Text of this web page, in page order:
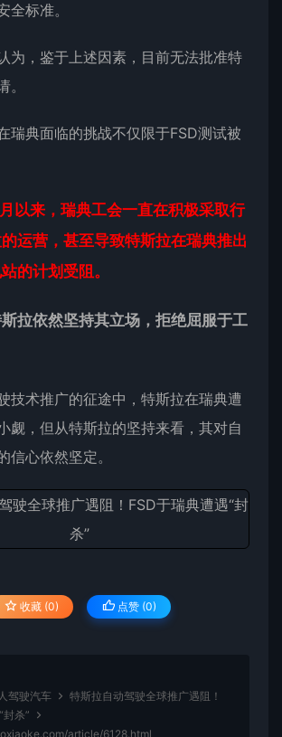
全标准。
为，鉴于上述因素，目前无法批准特
瑞典面临的挑战不仅限于FSD测试被
以来，瑞典工会一直在积极采取行
运营，甚至导致特斯拉在瑞典推出
的计划受阻。
拉依然坚持其立场，拒绝屈服于工
技术推广的征途中，特斯拉在瑞典遭
觑，但从特斯拉的坚持来看，其对自
信心依然坚定。
收藏 (0) 点赞 (0)
驾驶汽车
特斯拉自动驾驶全球推广遇阻！
杀”
article/6128.html